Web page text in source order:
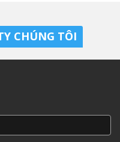
CHÚNG TÔI